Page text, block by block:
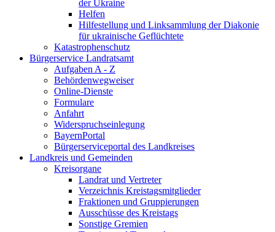
der Ukraine
Helfen
Hilfestellung und Linksammlung der Diakonie
für ukrainische Geflüchtete
Katastrophenschutz
Bürgerservice Landratsamt
Aufgaben A - Z
Behördenwegweiser
Online-Dienste
Formulare
Anfahrt
Widerspruchseinlegung
BayernPortal
Bürgerserviceportal des Landkreises
Landkreis und Gemeinden
Kreisorgane
Landrat und Vertreter
Verzeichnis Kreistagsmitglieder
Fraktionen und Gruppierungen
Ausschüsse des Kreistags
Sonstige Gremien